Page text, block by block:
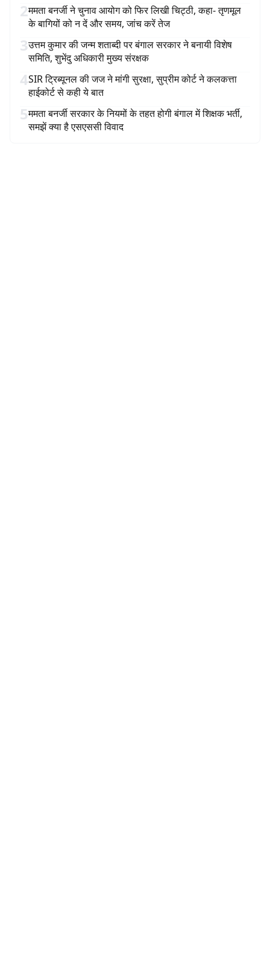
2ममता बनर्जी ने चुनाव आयोग को फिर लिखी चिट्ठी, कहा- तृणमूल
के बागियों को न दें और समय, जांच करें तेज
3उत्तम कुमार की जन्म शताब्दी पर बंगाल सरकार ने बनायी विशेष
समिति, शुभेंदु अधिकारी मुख्य संरक्षक
4SIR ट्रिब्यूनल की जज ने मांगी सुरक्षा, सुप्रीम कोर्ट ने कलकत्ता
हाईकोर्ट से कही ये बात
5ममता बनर्जी सरकार के नियमों के तहत होगी बंगाल में शिक्षक भर्ती,
समझें क्या है एसएससी विवाद